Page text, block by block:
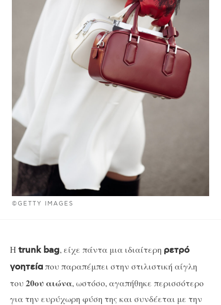
©GETTY IMAGES
Η trunk bag, είχε πάντα μια ιδιαίτερη ρετρό
γοητείαπου παραπέμπει στην στιλιστική αίγλη
του 20ου αιώνα, ωστόσο, αγαπήθηκε περισσότερο
για την ευρύχωρη φύση της και συνδέεται με την